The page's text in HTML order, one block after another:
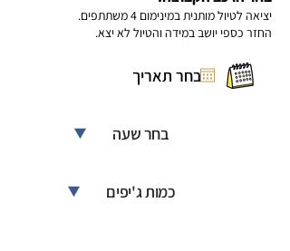
יציאה לטיול מותנית במינימום 4 משתתפים.
החזר כספי יושב במידה והטיול לא יצא.
בחר שעה
כמות ג'יפים